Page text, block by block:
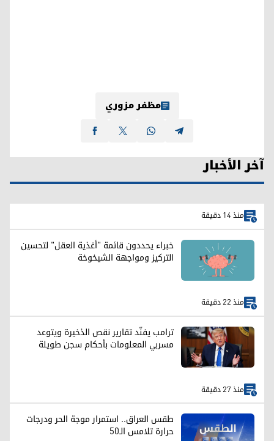
مظفر مزوري
آخر الأخبار
منذ 14 دقيقة
خبراء يحددون قائمة "أغذية العقل" لتحسين
التركيز ومواجهة الشيخوخة
منذ 22 دقيقة
ترامب يفنّد تقارير نقص الذخيرة ويتوعد
مسربي المعلومات بأحكام سجن طويلة
منذ 27 دقيقة
طقس العراق.. استمرار موجة الحر ودرجات
حرارة تلامس الـ50